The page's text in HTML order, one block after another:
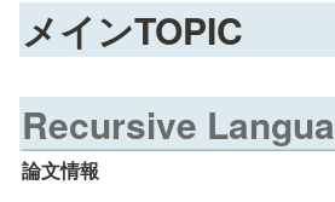
メインTOPIC
Recursive
論文情報